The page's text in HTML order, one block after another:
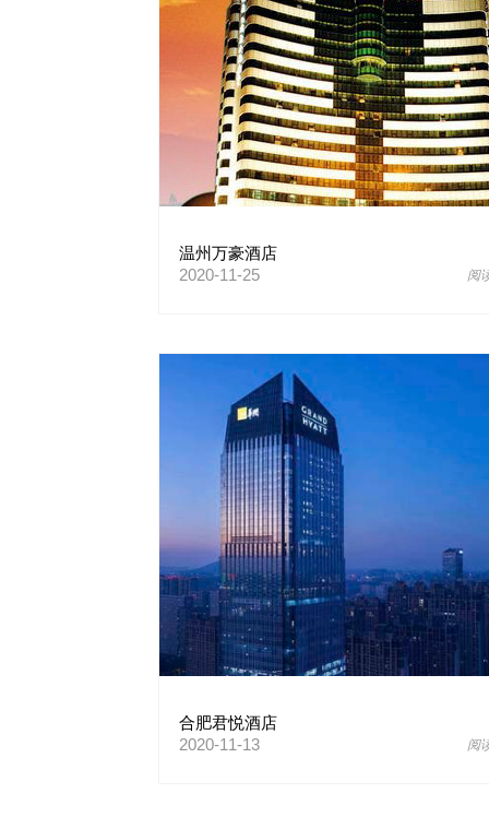
温州万豪酒店
2020-11-25
阅
合肥君悦酒店
2020-11-13
阅